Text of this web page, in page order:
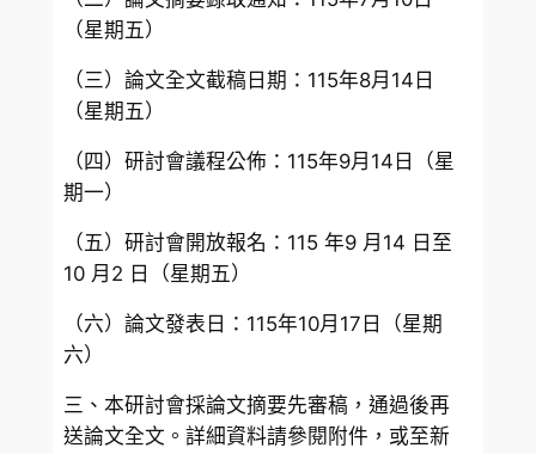
（星期五）
（三）論文全文截稿日期：115年8月14日
（星期五）
（四）研討會議程公佈：115年9月14日（星
期一）
（五）研討會開放報名：115 年9 月14 日至
10 月2 日（星期五）
（六）論文發表日：115年10月17日（星期
六）
三、本研討會採論文摘要先審稿，通過後再
送論文全文。詳細資料請參閱附件，或至新